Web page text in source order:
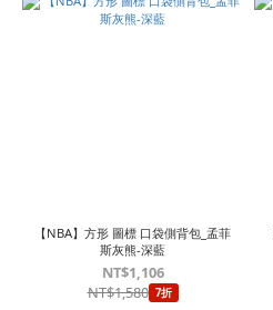
【NBA】方形 圖標 口袋側背包_孟菲
斯灰熊-深藍
NT$1,106
NT$1,580 7折